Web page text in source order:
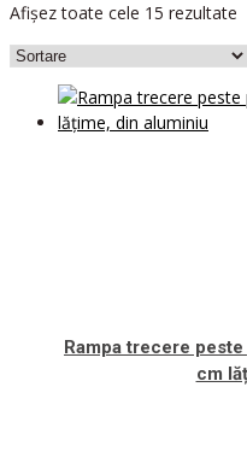
Afișez toate cele 15 rezultate
Rampa trecere
cm